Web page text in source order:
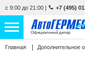
с 9:00 до 21:00 | +7 (495)
Официальный дилер
НОВЫЕ
Главная Дополнительное